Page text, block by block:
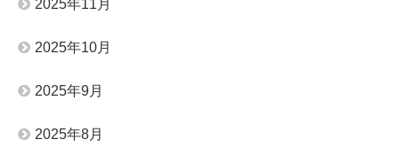
2025年11月
2025年10月
2025年9月
2025年8月